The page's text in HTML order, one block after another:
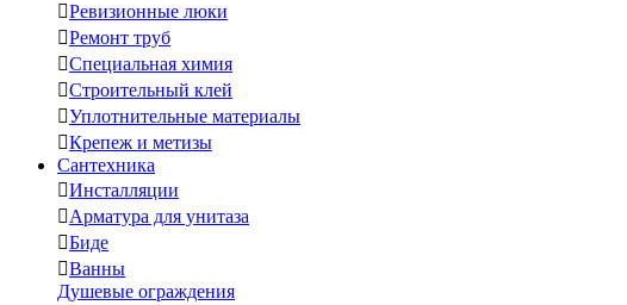
Ревизионные люки
Ремонт труб
Специальная химия
Строительный клей
Уплотнительные материалы
Крепеж и метизы
Сантехника
Инсталляции
Арматура для унитаза
Биде
Ванны
Душевые ограждения